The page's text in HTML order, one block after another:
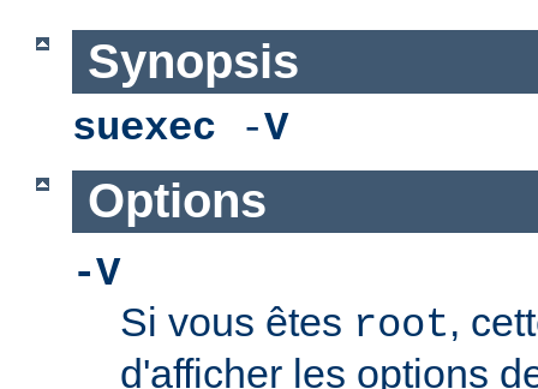
Synopsis
suexec -V
Options
-V
Si vous êtes root,
d'afficher les options